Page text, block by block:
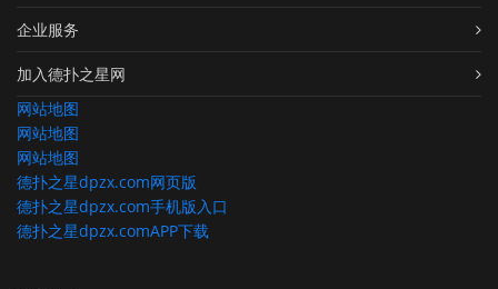
企业服务
加入德扑之星网
网站地图
网站地图
网站地图
德扑之星dpzx.com网页版
德扑之星dpzx.com手机版入口
德扑之星dpzx.comAPP下载